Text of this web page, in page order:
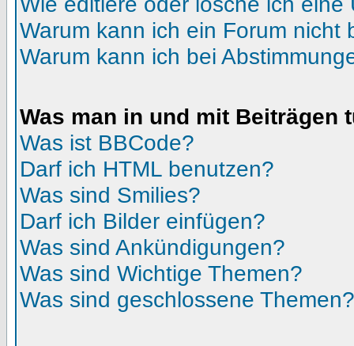
Warum kann ich ein Forum nicht
Warum kann ich bei
Was man in und mit Beiträgen
Was ist BBCode?
Darf ich HTML benutzen?
Was sind Smilies?
Darf ich Bilder einfügen?
Was sind Ankündigungen?
Was sind Wichtige Themen?
Was sind geschlossene Themen?